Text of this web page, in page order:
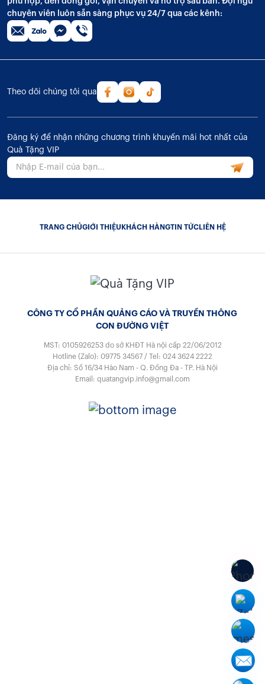
chuyên viên luôn sẵn sàng phục vụ 24/7 qua các kênh:
Theo dõi chúng tôi qua
Đăng ký để nhận những chương trình khuyến mãi hot nhất của
Quà Tặng VIP
TRANG CHỦGIỚI THIỆU KHÁCH HÀNGTIN TỨCLIÊN HỆ
CÔNG TY CỔ PHẦN QUẢNG CÁO VÀ TRUYỀN THÔNG
CON ĐƯỜNG VIỆT
MST: 0105926253 do sở KHĐT Hà nội cấp 22/06/2012
Hotline (Zalo): 09775 34567 / Tel: 024 3624 2222
Địa chỉ: Số 16/34 Hào Nam - Q. Đống Đa - TP. Hà Nội
Email: quatangvip.info@gmail.com